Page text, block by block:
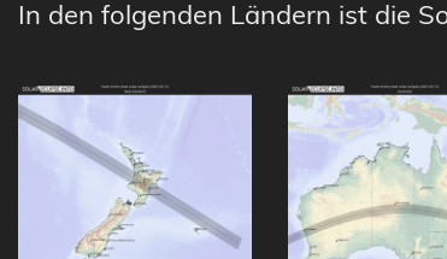
In den folgenden Ländern ist die